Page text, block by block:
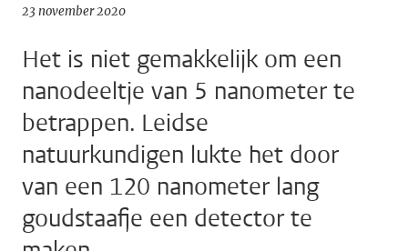
23 november 2020
Het is niet gemakkelijk om een
nanodeeltje van 5 nanometer te
betrappen. Leidse
natuurkundigen lukte het door
van een 120 nanometer lang
goudstaafje een detector te